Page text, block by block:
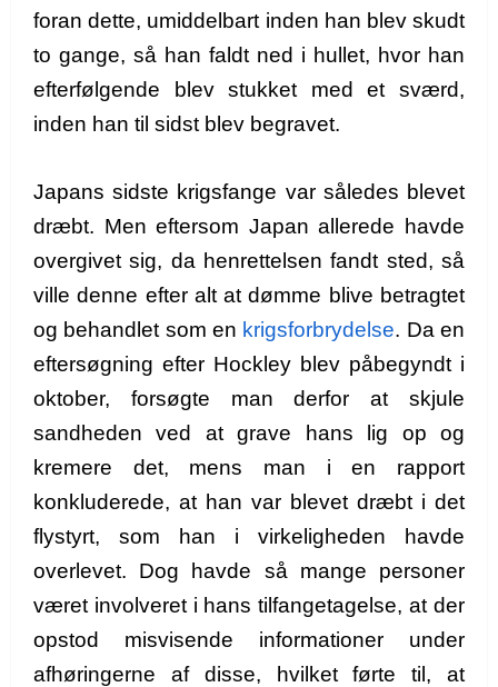
foran dette, umiddelbart inden han blev skudt
to gange, så han faldt ned i hullet, hvor han
efterfølgende blev stukket med et sværd,
inden han til sidst blev begravet.
Japans sidste krigsfange var således blevet
dræbt. Men eftersom Japan allerede havde
overgivet sig, da henrettelsen fandt sted, så
ville denne efter alt at dømme blive betragtet
og behandlet som en krigsforbrydelse. Da en
eftersøgning efter Hockley blev påbegyndt i
oktober, forsøgte man derfor at skjule
sandheden ved at grave hans lig op og
kremere det, mens man i en rapport
konkluderede, at han var blevet dræbt i det
flystyrt, som han i virkeligheden havde
overlevet. Dog havde så mange personer
været involveret i hans tilfangetagelse, at der
opstod misvisende informationer under
afhøringerne af disse, hvilket førte til, at